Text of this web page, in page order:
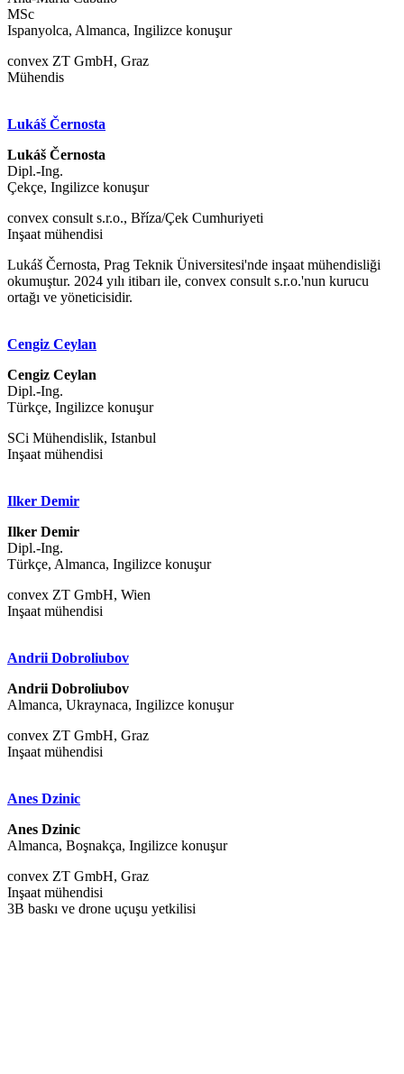
MSc
Ispanyolca, Almanca, Ingilizce konuşur
convex ZT GmbH, Graz
Mühendis
Lukáš Černosta
Lukáš Černosta
Dipl.-Ing.
Çekçe, Ingilizce konuşur
convex consult s.r.o., Bříza/Çek Cumhuriyeti
Inşaat mühendisi
Lukáš Černosta, Prag Teknik Üniversitesi'nde inşaat mühendisliği
okumuştur. 2024 yılı itibarı ile, convex consult s.r.o.'nun kurucu
ortağı ve yöneticisidir.
Cengiz Ceylan
Cengiz Ceylan
Dipl.-Ing.
Türkçe, Ingilizce konuşur
SCi Mühendislik, Istanbul
Inşaat mühendisi
Ilker Demir
Ilker Demir
Dipl.-Ing.
Türkçe, Almanca, Ingilizce konuşur
convex ZT GmbH, Wien
Inşaat mühendisi
Andrii Dobroliubov
Andrii Dobroliubov
Almanca, Ukraynaca, Ingilizce konuşur
convex ZT GmbH, Graz
Inşaat mühendisi
Anes Dzinic
Anes Dzinic
Almanca, Boşnakça, Ingilizce konuşur
convex ZT GmbH, Graz
Inşaat mühendisi
3B baskı ve drone uçuşu yetkilisi